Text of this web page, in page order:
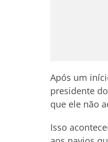
Após um
presidente
que ele não
Isso